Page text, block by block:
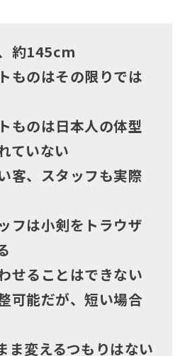
約145cm
ものはその限りでは
ものは日本人の体型
ていない
客、スタッフも実際
フは小剣をトラウザ
せることはできない
可能だが、短い場合
ま変えるつもりはない